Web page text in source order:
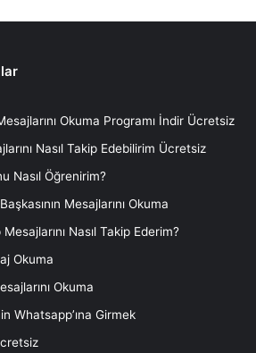
Okuma Programı İndir Ücretsiz
Nasıl Takip Edebilirim Ücretsiz
Nasıl Öğrenirim?
Mesajlarını Okuma
Nasıl Takip Ederim?
Okuma
Okuma
Whatsapp’ına Girmek